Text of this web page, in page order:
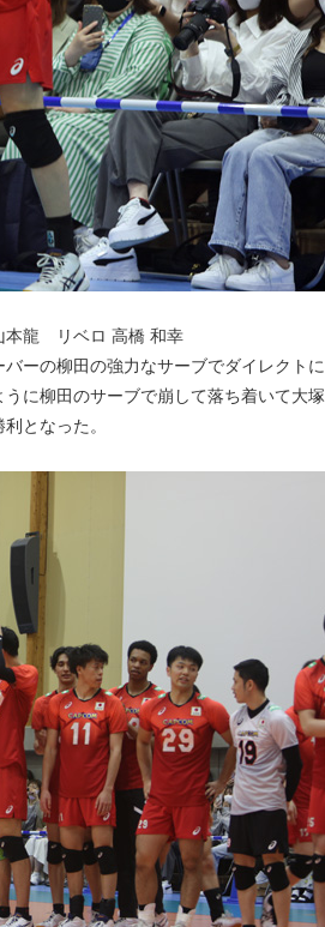
龍 リベロ 高橋 和幸
ーの柳田の強力なサーブでダイレクトに
に柳田のサーブで崩して落ち着いて大塚
となった。